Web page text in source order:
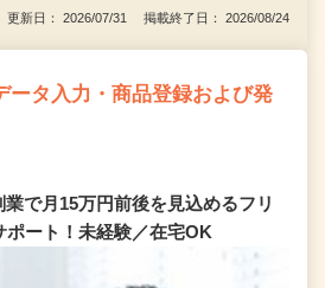
更新日： 2026/07/31 掲載終了日： 2026/08/24
ータ入力・商品登録および発
業で月15万円前後を見込めるフリ
ポート！未経験／在宅OK